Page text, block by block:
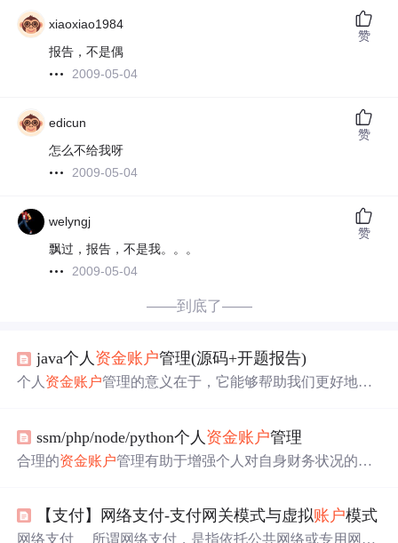
xiaoxiao1984
报告，不是偶
2009-05-04
赞
edicun
怎么不给我呀
2009-05-04
赞
welyngj
飘过，报告，不是我。。。
2009-05-04
赞
——到底了——
java个人 资金账户管理(源码+开题报告)
个人 资金账户管理的意义在于，它能够帮助我们更好地规
收入、支出、资产和负债情况，从而制定合理的预算和投
资策略。例如，了解各类金融产品的特点和风险，学会制
动态，以便及时调整自己的投资策略，实现财富的最大
化。随着经济的快速发展和科技的进步，人们的收入来源
ssm/php/node/python个人 资金账户管理
合理的资金账户管理有助于增强个人对自身财务状况的认
融产品的风险与收益，能够帮助个人规避不必要的经济损
失，确保 资金安全。然而，这也带来了管理的复杂性，如
【支付】网络支付-支付网关模式与虚拟账户模式
网络支付 所谓网络支付，是指依托公共网络或专用网络